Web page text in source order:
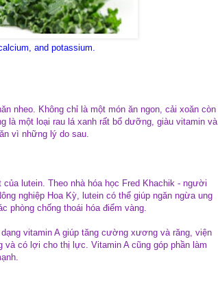
and potassium.
nheo. Không chỉ là một món ăn ngon, cải xoăn còn
là một loại rau lá xanh rất bổ dưỡng, giàu vitamin và
vì những lý do sau.
lutein. Theo nhà hóa học Fred Khachik - người
nghiệp Hoa Kỳ, lutein có thể giúp ngăn ngừa ung
phòng chống thoái hóa điểm vàng.
vitamin A giúp tăng cường xương và răng, viện
và có lợi cho thị lực. Vitamin A cũng góp phần làm